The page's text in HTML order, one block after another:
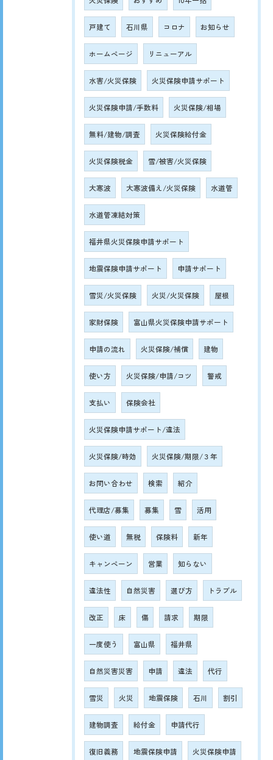
戸建て 石川県 コロナ お知らせ
ホームページ リニューアル
水害/火災保険 火災保険申請サポート
火災保険申請/手数料 火災保険/相場
無料/建物/調査 火災保険給付金
火災保険税金 雪/被害/火災保険
大寒波 大寒波備え/火災保険 水道管
水道管凍結対策
福井県火災保険申請サポート
地震保険申請サポート 申請サポート
雪災/火災保険 火災/火災保険 屋根
家財保険 富山県火災保険申請サポート
申請の流れ 火災保険/補償 建物
使い方 火災保険/申請/コツ 警戒
支払い 保険会社
火災保険申請サポート/違法
火災保険/時効 火災保険/期限/３年
お問い合わせ 検索 紹介
代理店/募集 募集 雪 活用
使い道 無税 保険料 新年
キャンペーン 営業 知らない
違法性 自然災害 選び方 トラブル
改正 床 傷 請求 期限
一度使う 富山県 福井県
自然災害災害 申請 違法 代行
雪災 火災 地震保険 石川 割引
建物調査 給付金 申請代行
復旧義務 地震保険申請 火災保険申請